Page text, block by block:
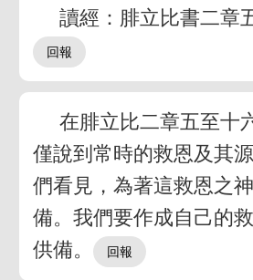
讀經：腓立比書二章
在腓立比二章五至十
僅說到常時的救恩及其
們看見，為著這救恩之
備。我們要作成自己的
供備。